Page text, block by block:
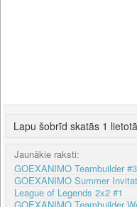
Lapu šobrīd skatās 1
Jaunākie raksti:
GOEXANIMO Teambuilder #3
GOEXANIMO Summer
League of Legends 2x2 #1